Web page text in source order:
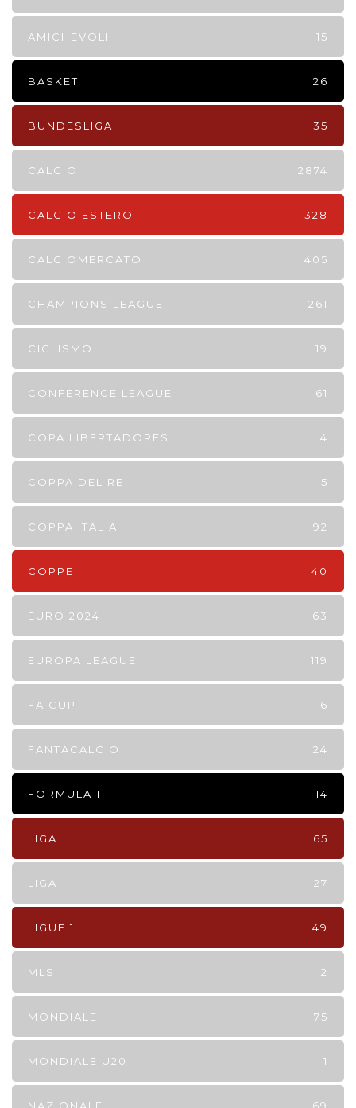
AMICHEVOLI 15
BASKET 26
BUNDESLIGA 35
CALCIO 2874
CALCIO ESTERO 328
CALCIOMERCATO 405
CHAMPIONS LEAGUE 261
CICLISMO 19
CONFERENCE LEAGUE 61
COPA LIBERTADORES 4
COPPA DEL RE 5
COPPA ITALIA 92
COPPE 40
EURO 2024 63
EUROPA LEAGUE 119
FA CUP 6
FANTACALCIO 24
FORMULA 1 14
LIGA 65
LIGA 27
LIGUE 1 49
MLS 2
MONDIALE 75
MONDIALE U20 1